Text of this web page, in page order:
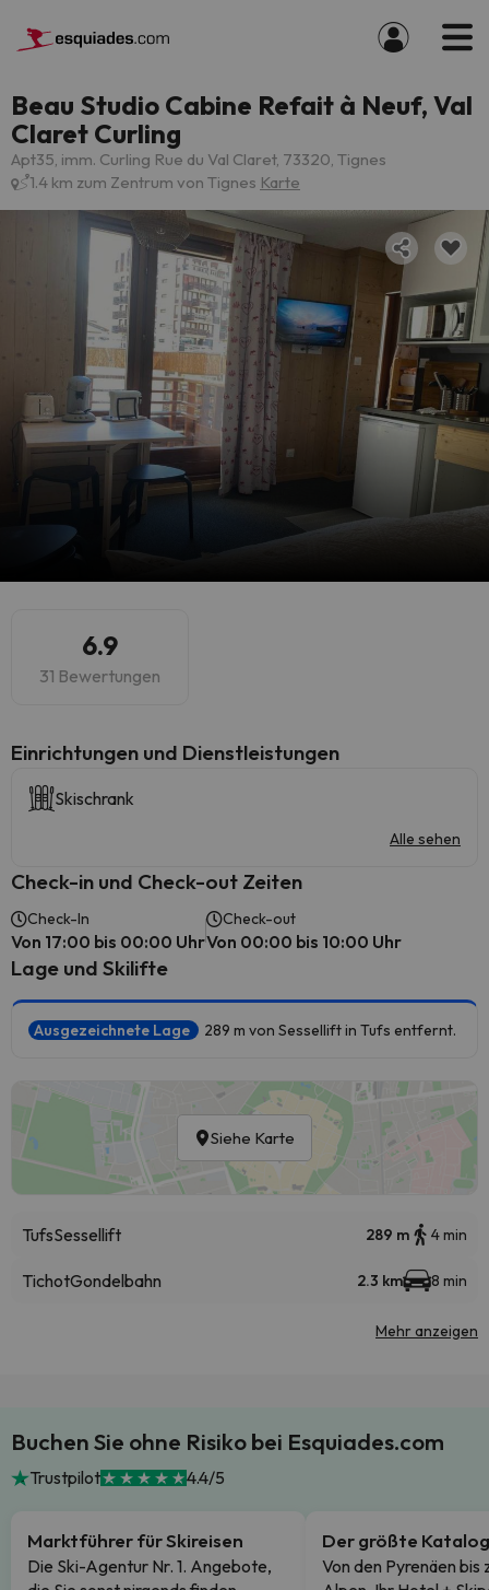
Beau Studio Cabine Refait à Neuf, Val
Claret Curling
Apt35, imm. Curling Rue du Val Claret, 73320, Tignes
1.4 km zum Zentrum von Tignes Karte
6.9
31 Bewertungen
​Einrichtungen und Dienstleistungen
Skischrank
Alle sehen
Check-in und Check-out Zeiten
Check-In
Von 17:00 bis 00:00 Uhr
Check-out
Von 00:00 bis 10:00 Uhr
Lage und Skilifte
Ausgezeichnete Lage 289 m von Sessellift in Tufs entfernt.
Siehe Karte
TufsSessellift 289 m 4 min
TichotGondelbahn 2.3 km 8 min
Mehr anzeigen
Buchen Sie ohne Risiko bei Esquiades.com
Trustpilot 4.4/5
Marktführer für Skireisen
Die Ski-Agentur Nr. 1. Angebote,
Der größte Katalog
Von den Pyrenäen bis